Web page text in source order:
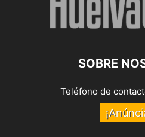
SOBRE
Teléfono de